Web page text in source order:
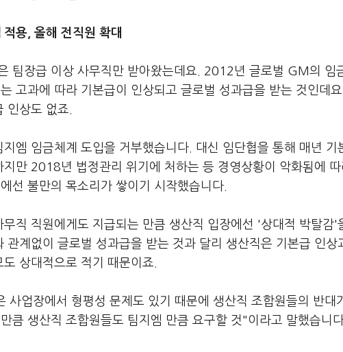
용, 올해 전직원 확대
팀장급 이상 사무직만 받아왔는데요. 2012년 글로벌 GM의 임
고과에 따라 기본급이 인상되고 글로벌 성과급을 받는 것인데
인상도 없죠.
엠 임금체계 도입을 거부했습니다. 대신 임단협을 통해 매년 기
지만 2018년 법정관리 위기에 처하는 등 경영상황이 악화됨에
선 불만의 목소리가 쌓이기 시작했습니다.
직 직원에게도 지급되는 만큼 생산직 입장에선 '상대적 박탈감'
관계없이 글로벌 성과급을 받는 것과 달리 생산직은 기본급 인상
상대적으로 적기 때문이죠.
사업장에서 형평성 문제도 있기 때문에 생산직 조합원들의 반대
큼 생산직 조합원들도 팀지엠 만큼 요구할 것"이라고 말했습니다